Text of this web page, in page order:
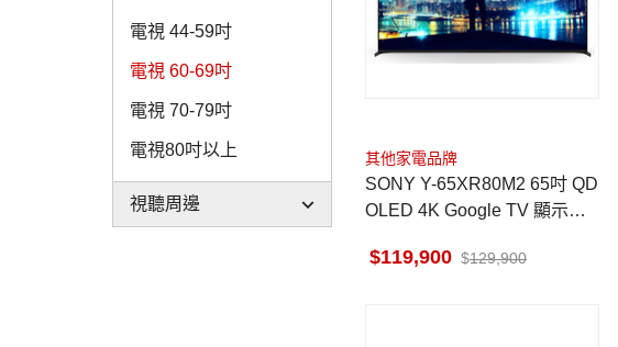
電視 44-59吋
電視 60-69吋
電視 70-79吋
電視80吋以上
視聽周邊
其他家電品牌
SONY Y-65XR80M2 65吋 QD
OLED 4K Google TV 顯示器
119,900 129,900